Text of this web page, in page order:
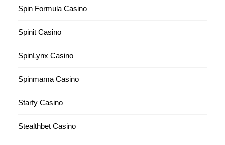
Spin Formula Casino
Spinit Casino
SpinLynx Casino
Spinmama Casino
Starfy Casino
Stealthbet Casino